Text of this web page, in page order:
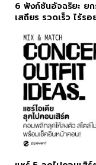
6 ฟังก์ชันอัจฉริยะ ย
เสถียร รวดเร็ว ไร้ร